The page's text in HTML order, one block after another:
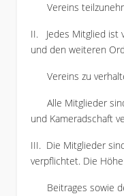
Vereins
II. Jedes Mitglied ist
und den weiteren
Vereins zu
Alle Mitglieder
und Kameradschaft
III. Die Mitglieder
verpflichtet. Die
Beitrages sowie